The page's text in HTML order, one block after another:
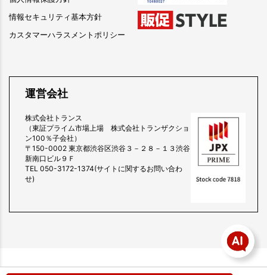
情報セキュリティ基本方針
カスタマーハラスメントポリシー
運営会社
株式会社トランス
（東証プライム市場上場 株式会社トランザクショ
ン100％子会社）
〒150-0002 東京都渋谷区渋谷３－２８－１３渋谷
新南口ビル９Ｆ
TEL 050-3172-1374(サイトに関するお問い合わ
せ)